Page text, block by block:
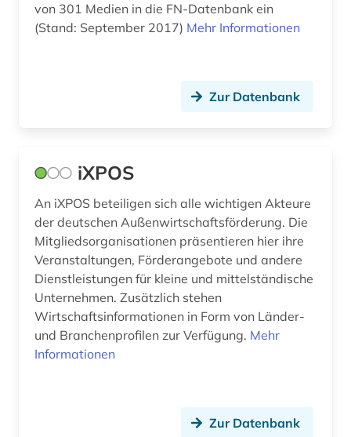
von 301 Medien in die FN-Datenbank ein
(Stand: September 2017) Mehr Informationen
Zur Datenbank
iXPOS
An iXPOS beteiligen sich alle wichtigen Akteure
der deutschen Außenwirtschaftsförderung. Die
Mitgliedsorganisationen präsentieren hier ihre
Veranstaltungen, Förderangebote und andere
Dienstleistungen für kleine und mittelständische
Unternehmen. Zusätzlich stehen
Wirtschaftsinformationen in Form von Länder-
und Branchenprofilen zur Verfügung. Mehr
Informationen
Zur Datenbank